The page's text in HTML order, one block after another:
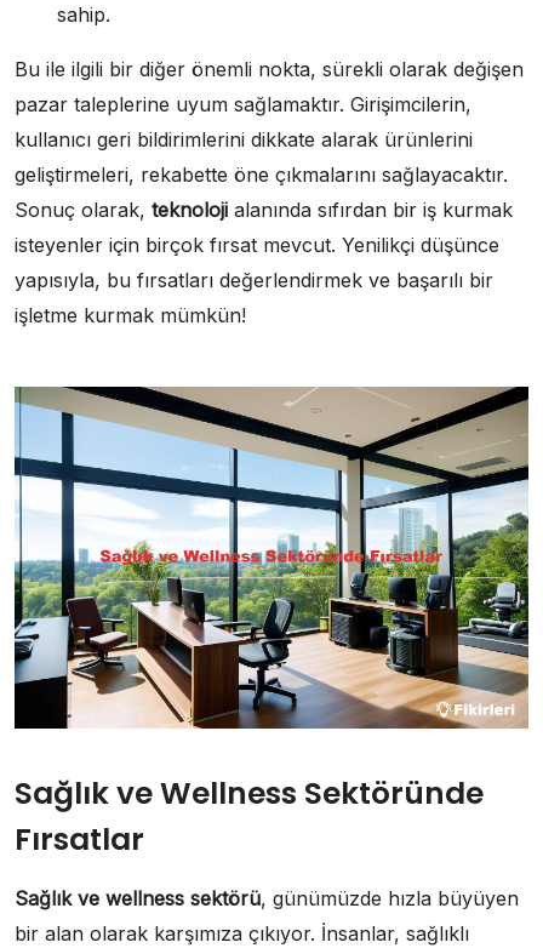
sahip.
Bu ile ilgili bir diğer önemli nokta, sürekli olarak değişen
pazar taleplerine uyum sağlamaktır. Girişimcilerin,
kullanıcı geri bildirimlerini dikkate alarak ürünlerini
geliştirmeleri, rekabette öne çıkmalarını sağlayacaktır.
Sonuç olarak, teknoloji alanında sıfırdan bir iş kurmak
isteyenler için birçok fırsat mevcut. Yenilikçi düşünce
yapısıyla, bu fırsatları değerlendirmek ve başarılı bir
işletme kurmak mümkün!
Sağlık ve Wellness Sektöründe
Fırsatlar
Sağlık ve wellness sektörü, günümüzde hızla büyüyen
bir alan olarak karşımıza çıkıyor. İnsanlar, sağlıklı